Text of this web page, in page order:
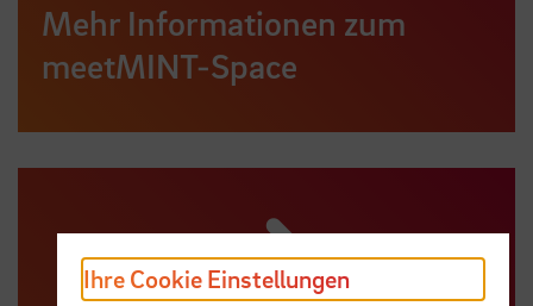
Mehr Informationen zum
meetMINT-Space
Ihre Cookie Einstellungen